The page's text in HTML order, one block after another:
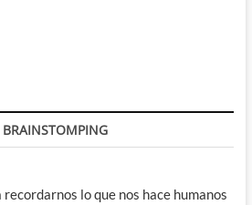
BRAINSTOMPING
lo que nos hace humanos